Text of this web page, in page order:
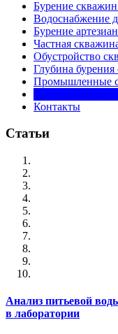
Бурение
Водоснабжение
Бурение
Частная
Обустройство
Глубина
Промышленные
Контакты
Статьи
Анализ питьевой
в лаборатории